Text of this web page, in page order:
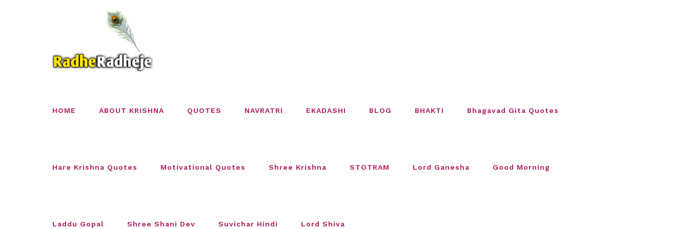
HOME ABOUT KRISHNA QUOTES NAVRATRI EKADASHI BLOG BHAKTI Bhagavad Gita Quotes
Hare Krishna Quotes Motivational Quotes Shree Krishna STOTRAM Lord Ganesha Good Morning
Laddu Gopal Shree Shani Dev Suvichar Hindi Lord Shiva